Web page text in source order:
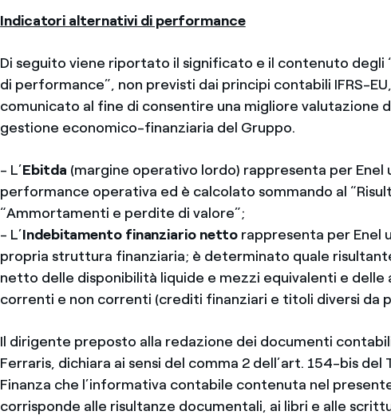
Indicatori alternativi di performance
Di seguito viene riportato il significato e il contenuto degli
di performance”, non previsti dai principi contabili IFRS-
comunicato al fine di consentire una migliore valutazione
gestione economico-finanziaria del Gruppo.
- L’Ebitda (margine operativo lordo) rappresenta per Enel
performance operativa ed è calcolato sommando al
“Ammortamenti e perdite di valore”;
- L’Indebitamento finanziario netto rappresenta per Enel
propria struttura finanziaria; è determinato quale
netto delle disponibilità liquide e mezzi equivalenti e
correnti e non correnti (crediti finanziari e titoli diversi da
Il dirigente preposto alla redazione dei documenti
Ferraris, dichiara ai sensi del comma 2 dell’art. 154-bis del
Finanza che l’informativa contabile contenuta nel
corrisponde alle risultanze documentali, ai libri e alle